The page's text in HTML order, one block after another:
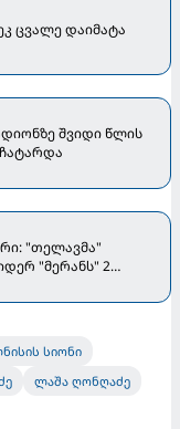
ცვალე დაიმატა
შვიდი წლის
"თელავმა"
"მერანს" 2
სიონი
ლაშა ღონღაძე